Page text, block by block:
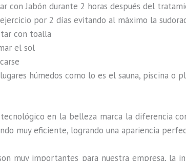
con Jabón durante 2 horas después del
por 2 días evitando al máximo la
con toalla
el sol
húmedos como lo es el sauna, piscina o
en la belleza marca la diferencia
muy eficiente, logrando una apariencia
muy importantes para nuestra empresa, la